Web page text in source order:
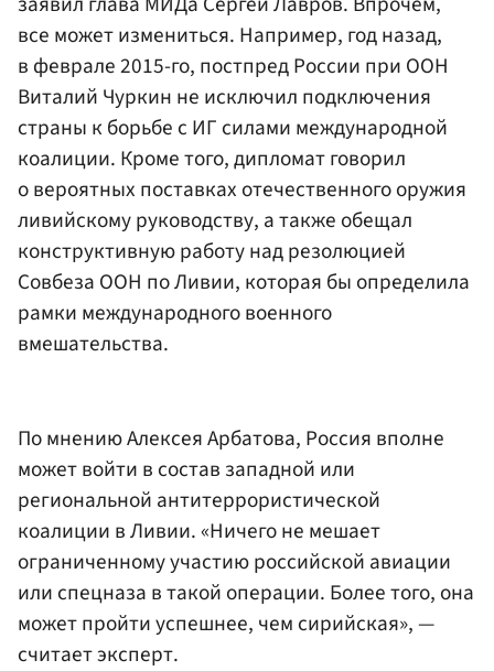
все может измениться. Например, год назад,
в феврале 2015-го, постпред России при ООН
Виталий Чуркин не исключил подключения
страны к борьбе с ИГ силами международной
коалиции. Кроме того, дипломат говорил
о вероятных поставках отечественного оружия
ливийскому руководству, а также обещал
конструктивную работу над резолюцией
Совбеза ООН по Ливии, которая бы определила
рамки международного военного
вмешательства.
По мнению Алексея Арбатова, Россия вполне
может войти в состав западной или
региональной антитеррористической
коалиции в Ливии. «Ничего не мешает
ограниченному участию российской авиации
или спецназа в такой операции. Более того, она
может пройти успешнее, чем сирийская», —
считает эксперт.